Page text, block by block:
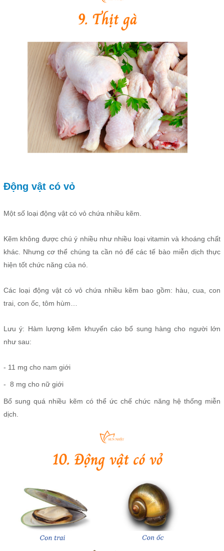
Động vật có vỏ
Một số loại động vật có vỏ chứa nhiều kẽm.
Kẽm không được chú ý nhiều như nhiều loại vitamin và khoáng chất
khác. Nhưng cơ thể chúng ta cần nó để các tế bào miễn dịch thực
hiện tốt chức năng của nó.
Các loại động vật có vỏ chứa nhiều kẽm bao gồm: hàu, cua, con
trai, con ốc, tôm hùm…
Lưu ý: Hàm lượng kẽm khuyến cáo bổ sung hàng cho người lớn
như sau:
- 11 mg cho nam giới
- 8 mg cho nữ giới
Bổ sung quá nhiều kẽm có thể ức chế chức năng hệ thống miễn
dịch.